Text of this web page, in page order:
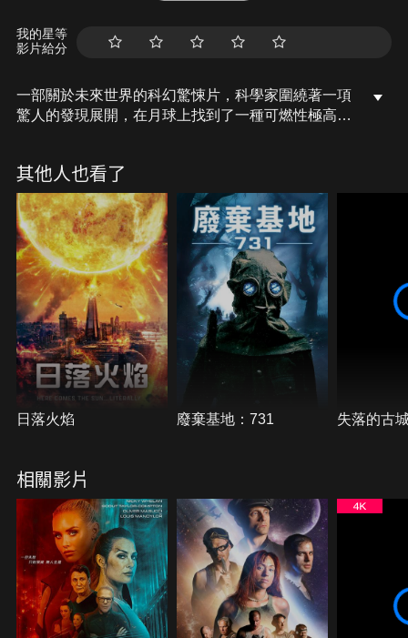
我的星等
影片給分
一部關於未來世界的科幻驚悚片，科學家圍繞著一項
驚人的發現展開，在月球上找到了一種可燃性極高的
位。
其他人也看了
日落火焰 廢棄基地：731 失落的古
相關影片